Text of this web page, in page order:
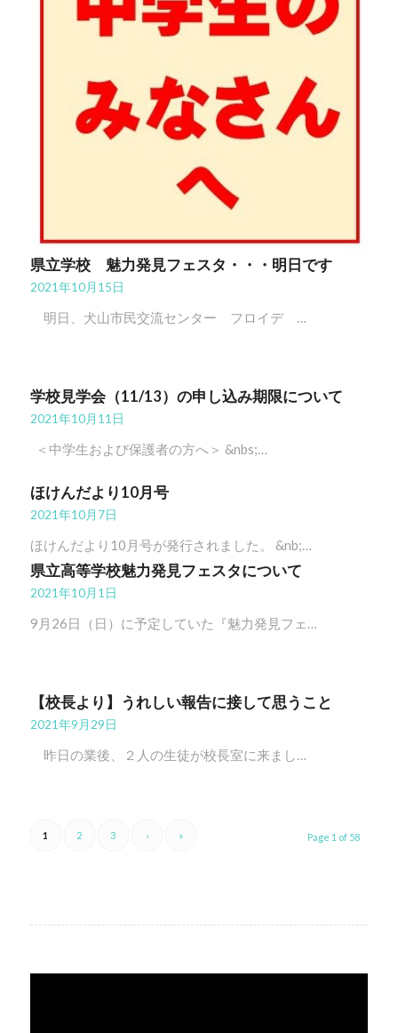
県立学校 魅力発見フェスタ・・・明日です
2021年10月15日
明日、犬山市民交流センター フロイデ …
学校見学会（11/13）の申し込み期限について
2021年10月11日
＜中学生および保護者の方へ＞ &nbs;…
ほけんだより10月号
2021年10月7日
ほけんだより10月号が発行されました。 &nb;…
県立高等学校魅力発見フェスタについて
2021年10月1日
9月26日（日）に予定していた『魅力発見フェ…
【校長より】うれしい報告に接して思うこと
2021年9月29日
昨日の業後、２人の生徒が校長室に来まし…
Page 1 of 58
1 2 3 › »